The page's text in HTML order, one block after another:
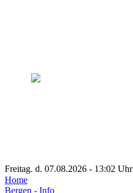
Freitag. d. 07.08.2026 - 13:02 Uhr
Home
Bergen - Info